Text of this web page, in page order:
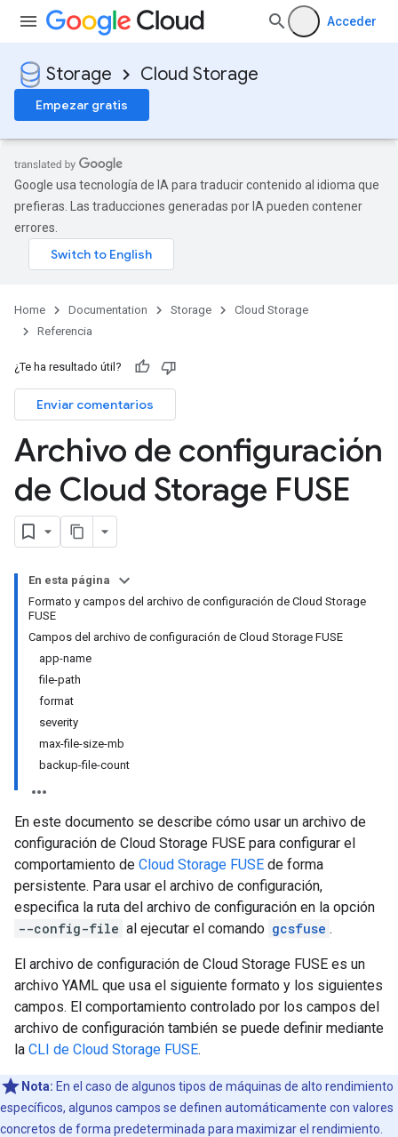
Acceder
Storage Cloud Storage
Empezar gratis
Google usa tecnología de IA para traducir contenido al idioma que
prefieras. Las traducciones generadas por IA pueden contener
errores.
Home Documentation Storage
Cloud Storage
Referencia
¿Te ha resultado útil?
Enviar comentarios
Archivo de configuración
de Cloud Storage FUSE
En esta página
Formato y campos del archivo de configuración de Cloud Storage
FUSE
Campos del archivo de configuración de Cloud Storage FUSE
app-name
file-path
format
severity
max-file-size-mb
backup-file-count
En este documento se describe cómo usar un archivo de
configuración de Cloud Storage FUSE para configurar el
comportamiento de Cloud Storage FUSE de forma
persistente. Para usar el archivo de configuración,
especifica la ruta del archivo de configuración en la opción
--config-file al ejecutar el comando gcsfuse .
El archivo de configuración de Cloud Storage FUSE es un
archivo YAML que usa el siguiente formato y los siguientes
campos. El comportamiento controlado por los campos del
archivo de configuración también se puede definir mediante
la CLI de Cloud Storage FUSE.
Nota: En el caso de algunos tipos de máquinas de alto rendimiento
específicos, algunos campos se definen automáticamente con valores
concretos de forma predeterminada para maximizar el rendimiento.